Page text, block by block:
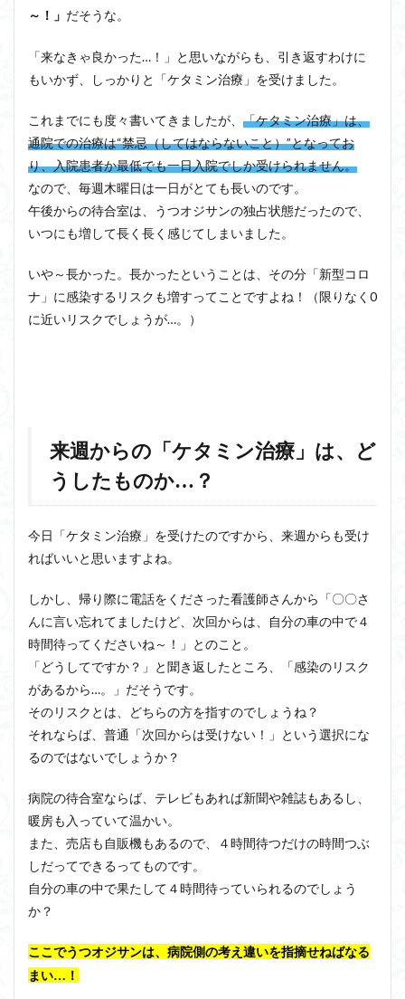
～！」 だそうな。
「来なきゃ良かった…！」と思いながらも、引き返すわけに
もいかず、しっかりと「ケタミン治療」を受けました。
これまでにも度々書いてきましたが、 「ケタミン治療」は、
通院での治療は“禁忌（してはならないこと）”となってお
り、入院患者か最低でも一日入院でしか受けられません。
なので、毎週木曜日は一日がとても長いのです。
午後からの待合室は、うつオジサンの独占状態だったので、
いつにも増して長く長く感じてしまいました。
いや～長かった。長かったということは、その分「新型コロ
ナ」に感染するリスクも増すってことですよね！（限りなく0
に近いリスクでしょうが…。）
来週からの「ケタミン治療」は、ど
うしたものか…？
今日「ケタミン治療」を受けたのですから、来週からも受け
ればいいと思いますよね。
しかし、帰り際に電話をくださった看護師さんから「〇〇さ
んに言い忘れてましたけど、次回からは、自分の車の中で４
時間待ってくださいね～！」とのこと。
「どうしてですか？」と聞き返したところ、「感染のリスク
があるから…。」だそうです。
そのリスクとは、どちらの方を指すのでしょうね？
それならば、普通「次回からは受けない！」という選択にな
るのではないでしょうか？
病院の待合室ならば、テレビもあれば新聞や雑誌もあるし、
暖房も入っていて温かい。
また、売店も自販機もあるので、４時間待つだけの時間つぶ
しだってできるってものです。
自分の車の中で果たして４時間待っていられるのでしょう
か？
ここでうつオジサンは、病院側の考え違いを指摘せねばなる
まい…！